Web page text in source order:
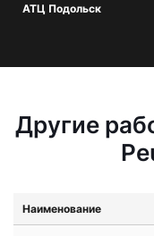
АТЦ Подольск
Другие
Наименование